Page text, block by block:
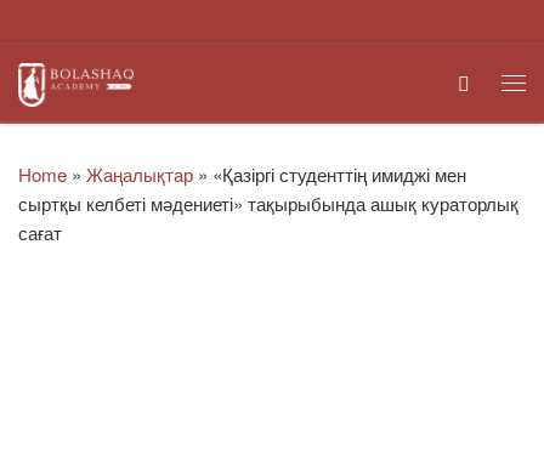
Search
Home » Жаңалықтар » «Қазіргі студенттің имиджі мен
сыртқы келбеті мәдениеті» тақырыбында ашық кураторлық
сағат